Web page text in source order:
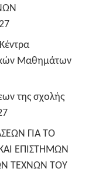
Μαθημάτων
της σχολής
ΓΙΑ ΤO
ΕΠΙΣΤΗΜΩΝ
ΤΕΧΝΩΝ ΤΟΥ